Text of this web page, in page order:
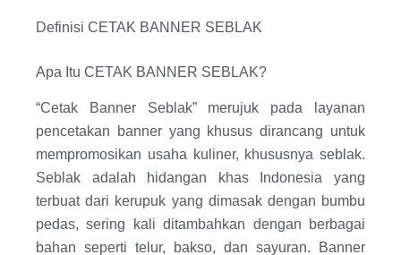
Definisi CETAK BANNER SEBLAK
Apa Itu CETAK BANNER SEBLAK?
“Cetak Banner Seblak” merujuk pada layanan
pencetakan banner yang khusus dirancang untuk
mempromosikan usaha kuliner, khususnya seblak.
Seblak adalah hidangan khas Indonesia yang
terbuat dari kerupuk yang dimasak dengan bumbu
pedas, sering kali ditambahkan dengan berbagai
bahan seperti telur, bakso, dan sayuran. Banner